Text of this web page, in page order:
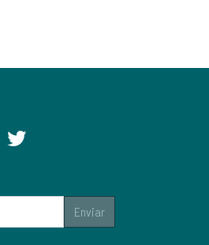
Enviar